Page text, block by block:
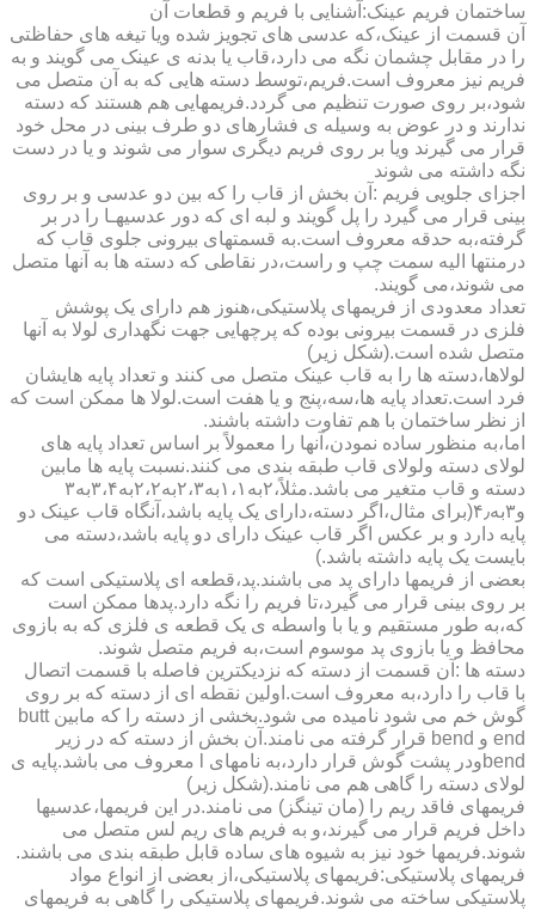
ساختمان فریم عینک:آشنایی با فریم و قطعات آن
آن قسمت از عینک،که عدسی های تجویز شده ویا تیغه های حفاظتی
را در مقابل چشمان نگه می دارد،قاب یا بدنه ی عینک می گویند و به
فریم نیز معروف است.فریم،توسط دسته هایی که به آن متصل می
شود،بر روی صورت تنظیم می گردد.فریمهایی هم هستند که دسته
ندارند و در عوض به وسیله ی فشارهای دو طرف بینی در محل خود
قرار می گیرند ویا بر روی فریم دیگری سوار می شوند و یا در دست
نگه داشته می شوند
اجزای جلویی فریم :آن بخش از قاب را که بین دو عدسی و بر روی
بینی قرار می گیرد را پل گویند و لبه ای که دور عدسیهـا را در بر
گرفته،به حدقه معروف است.به قسمتهای بیرونی جلوی قاب که
درمنتها الیه سمت چپ و راست،در نقاطی که دسته ها به آنها متصل
می شوند،می گویند.
تعداد معدودی از فریمهای پلاستیکی،هنوز هم دارای یک پوشش
فلزی در قسمت بیرونی بوده که پرچهایی جهت نگهداری لولا به آنها
متصل شده است.(شکل زیر)
لولاها،دسته ها را به قاب عینک متصل می کنند و تعداد پایه هایشان
فرد است.تعداد پایه ها،سه،پنج و یا هفت است.لولا ها ممکن است که
از نظر ساختمان با هم تفاوت داشته باشند.
اما،به منظور ساده نمودن،آنها را معمولاً بر اساس تعداد پایه های
لولای دسته ولولای قاب طبقه بندی می کنند.نسبت پایه ها مابین
دسته و قاب متغیر می باشد.مثلاً،۲به۱،۱به۲،۳به۲،۲به۳،۴به۳
و۳به۴٫(برای مثال،اگر دسته،دارای یک پایه باشد،آنگاه قاب عینک دو
پایه دارد و بر عکس اگر قاب عینک دارای دو پایه باشد،دسته می
بایست یک پایه داشته باشد.)
بعضی از فریمها دارای پد می باشند.پد،قطعه ای پلاستیکی است که
بر روی بینی قرار می گیرد،تا فریم را نگه دارد.پدها ممکن است
که،به طور مستقیم و یا با واسطه ی یک قطعه ی فلزی که به بازوی
محافظ و یا بازوی پد موسوم است،به فریم متصل شوند.
دسته ها :آن قسمت از دسته که نزدیکترین فاصله با قسمت اتصال
با قاب را دارد،به معروف است.اولین نقطه ای از دسته که بر روی
گوش خم می شود نامیده می شود.بخشی از دسته را که مابین butt
end و bend قرار گرفته می نامند.آن بخش از دسته که در زیر
bendودر پشت گوش قرار دارد،به نامهای l معروف می باشد.پایه ی
لولای دسته را گاهی هم می نامند.(شکل زیر)
فریمهای فاقد ریم را (مان تینگز) می نامند.در این فریمها،عدسیها
داخل فریم قرار می گیرند،و به فریم های ریم لس متصل می
شوند.فریمها خود نیز به شیوه های ساده قابل طبقه بندی می باشند.
فریمهای پلاستیکی:فریمهای پلاستیکی،از بعضی از انواع مواد
پلاستیکی ساخته می شوند.فریمهای پلاستیکی را گاهی به فریمهای